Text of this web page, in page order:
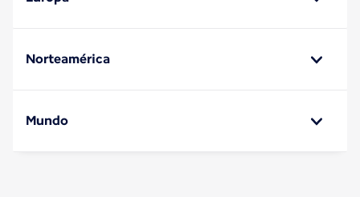
Norteamérica
Mundo